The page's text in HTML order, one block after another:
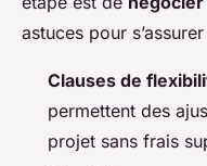
astuces pour
Clauses de
permettent des
projet sans frais